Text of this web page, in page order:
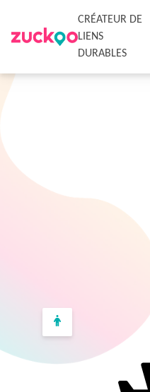
CRÉATEUR DE
LIENS
DURABLES